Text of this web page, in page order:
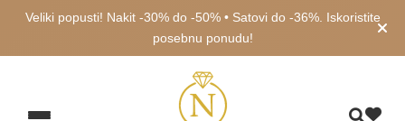
Veliki popusti! Nakit -30% do -50% • Satovi do -36%. Iskoristite
posebnu ponudu!